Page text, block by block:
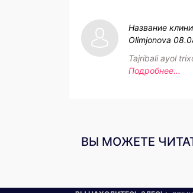
Название
Olimjonova
Tajribali ayol
Подробнее...
ВЫ МОЖЕТЕ